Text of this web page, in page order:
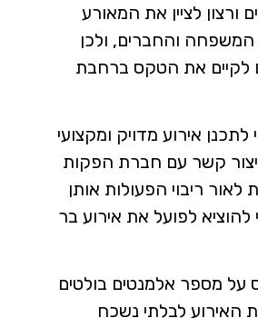
ורצון לציין את המאורע
והחברים, ולכן
לקיים את הטקס ברחבת
אירוע מדויק ומקצועי
קשר עם חברת הפקות
לאור ריבוי הפעולות אותן
להוציא לפועל את אירוע בר
על מספר אלמנטים בולטים
האירוע לבלתי נשכח